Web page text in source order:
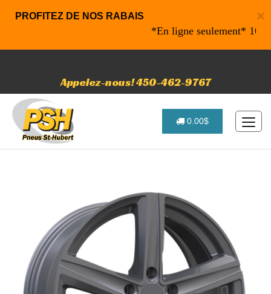
×
PROFITEZ DE NOS RABAIS
*En ligne seulement* 10%
Appelez-nous! 450-462-9767
0.00$